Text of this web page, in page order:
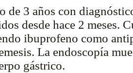
de 3 años con
desde hace 2 meses.
ibuprofeno como
La endoscopía
gástrico.